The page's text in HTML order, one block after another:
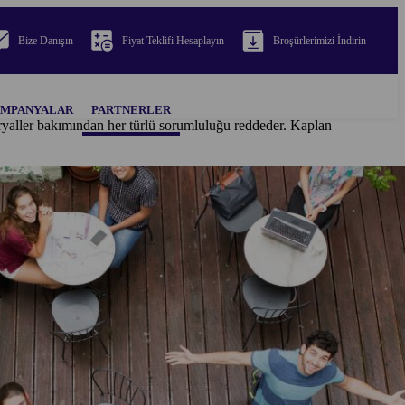
Bize Danışın Fiyat Teklifi Hesaplayın Broşürlerimizi İndirin
PARTNERLER
bakımından her türlü sorumluluğu reddeder. Kaplan